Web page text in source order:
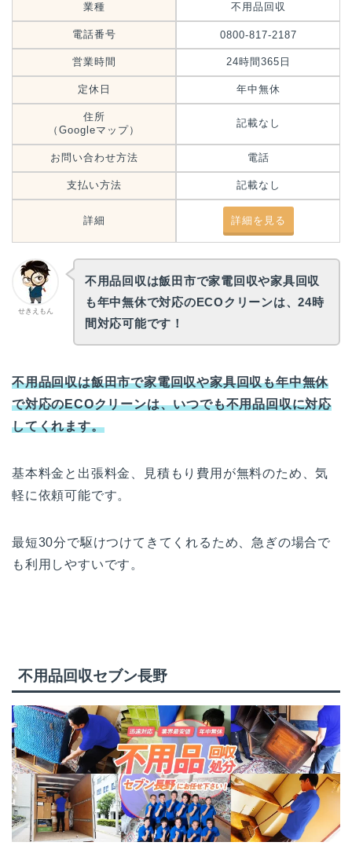
業種 不用品回収
電話番号 0800-817-2187
営業時間 24時間365日
定休日 年中無休
住所
（Googleマップ）
記載なし
お問い合わせ方法 電話
支払い方法 記載なし
詳細 詳細を見る
せきえもん
不用品回収は飯田市で家電回収や家具回収
も年中無休で対応のECOクリーンは、24時
間対応可能です！
不用品回収は飯田市で家電回収や家具回収も年中無休
で対応のECOクリーンは、いつでも不用品回収に対応
してくれます。
基本料金と出張料金、見積もり費用が無料のため、気
軽に依頼可能です。
最短30分で駆けつけてきてくれるため、急ぎの場合で
も利用しやすいです。
不用品回収セブン長野